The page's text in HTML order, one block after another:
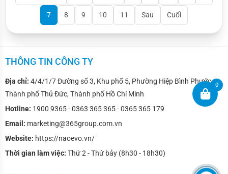
7 8 9 10 11 Sau Cuối
THÔNG TIN CÔNG TY
Địa chỉ: 4/4/1/7 Đường số 3, Khu phố 5, Phường Hiệp Bình Phước,
Thành phố Thủ Đức, Thành phố Hồ Chí Minh
Hotline: 1900 9365 - 0363 365 365 - 0365 365 179
Email: marketing@365group.com.vn
Website: https://naoevo.vn/
Thời gian làm việc: Thứ 2 - Thứ bảy (8h30 - 18h30)
0